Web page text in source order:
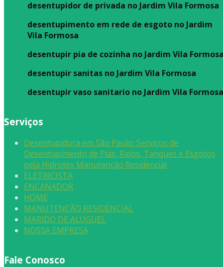
desentupidor de privada no Jardim Vila Formosa
desentupimento em rede de esgoto no Jardim
Vila Formosa
desentupir pia de cozinha no Jardim Vila
desentupir sanitas no Jardim Vila Formosa
desentupir vaso sanitario no Jardim Vila
Serviços
Desentupidora em São Paulo: Serviços de
Desentupimento de Pias, Ralos, Tanques e Esgotos
pela Hidrotex Manutenção Residencial
ELETRICISTA
ENCANADOR
HOME
MANUTENÇÃO RESIDENCIAL
MARIDO DE ALUGUEL
NOSSA EMPRESA
Fale Conosco